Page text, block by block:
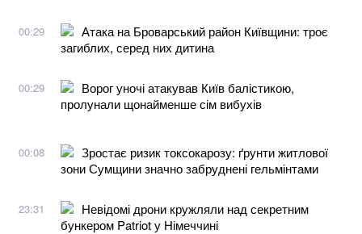
00:29
Атака на Броварський район Київщини: троє
загиблих, серед них дитина
00:29
Ворог уночі атакував Київ балістикою,
пролунали щонайменше сім вибухів
00:08
Зростає ризик токсокарозу: ґрунти житлової
зони Сумщини значно забруднені гельмінтами
23:31
Невідомі дрони кружляли над секретним
бункером Patriot у Німеччині